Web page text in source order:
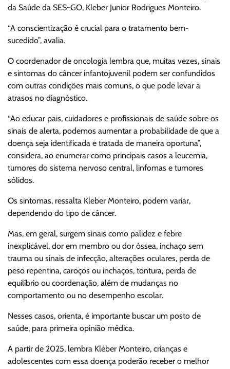
da Saúde da SES-GO, Kleber Junior Rodrigues Monteiro.
“A conscientização é crucial para o tratamento bem-
sucedido”, avalia.
O coordenador de oncologia lembra que, muitas vezes, sinais
e sintomas do câncer infantojuvenil podem ser confundidos
com outras condições mais comuns, o que pode levar a
atrasos no diagnóstico.
“Ao educar pais, cuidadores e profissionais de saúde sobre os
sinais de alerta, podemos aumentar a probabilidade de que a
doença seja identificada e tratada de maneira oportuna”,
considera, ao enumerar como principais casos a leucemia,
tumores do sistema nervoso central, linfomas e tumores
sólidos.
Os sintomas, ressalta Kleber Monteiro, podem variar,
dependendo do tipo de câncer.
Mas, em geral, surgem sinais como palidez e febre
inexplicável, dor em membro ou dor óssea, inchaço sem
trauma ou sinais de infecção, alterações oculares, perda de
peso repentina, caroços ou inchaços, tontura, perda de
equilíbrio ou coordenação, além de mudanças no
comportamento ou no desempenho escolar.
Nesses casos, orienta, é importante buscar um posto de
saúde, para primeira opinião médica.
A partir de 2025, lembra Kléber Monteiro, crianças e
adolescentes com essa doença poderão receber o melhor